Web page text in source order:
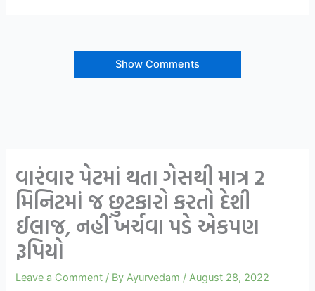
Show Comments
વારંવાર પેટમાં થતા ગેસથી માત્ર 2
મિનિટમાં જ છુટકારો કરતો દેશી
ઈલાજ, નહીં ખર્ચવા પડે એકપણ
રૂપિયો
Leave a Comment / ByAyurvedam /August 28, 2022